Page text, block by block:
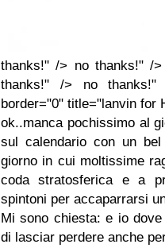
thanks!" /> no thanks!" /
thanks!" /> no
border="0" title="lanvin for
ok..manca pochissimo al
sul calendario con un
giorno in cui moltissime
coda stratosferica e a
spintoni per accaparrarsi
Mi sono chiesta: e io
di lasciar perdere anche